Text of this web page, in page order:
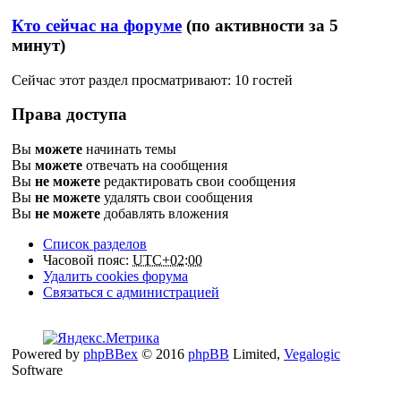
Кто сейчас на форуме (по активности за 5
минут)
Сейчас этот раздел просматривают: 10 гостей
Права доступа
Вы можете начинать темы
Вы можете отвечать на сообщения
Вы не можете редактировать свои сообщения
Вы не можете удалять свои сообщения
Вы не можете добавлять вложения
Список разделов
Часовой пояс: UTC+02:00
Удалить cookies форума
Связаться с администрацией
Powered by phpBBex © 2016 phpBB Limited, Vegalogic
Software